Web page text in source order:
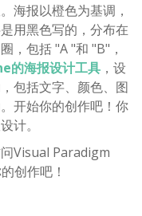
海报以橙色为基调，
用黑色写的，分布在
，包括 "A "和 "B"，
的海报设计工具 ，设
包括文字、颜色、图
开始你的创作吧！你
计。
Visual Paradigm
创作吧！